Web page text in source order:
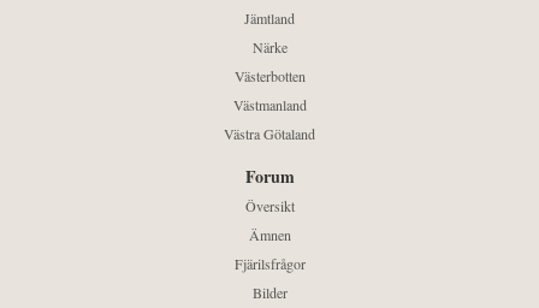
Jämtland
Närke
Västerbotten
Västmanland
Västra Götaland
Forum
Översikt
Ämnen
Fjärilsfrågor
Bilder